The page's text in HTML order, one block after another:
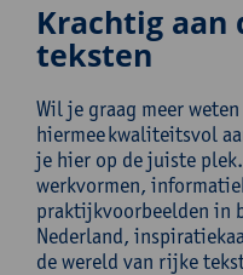
Krachtig aan
teksten
Wil je graag meer
hiermee kwaliteitsvol
je hier op de juiste
werkvormen,
praktijkvoorbeelden in
Nederland,
de wereld van rijke